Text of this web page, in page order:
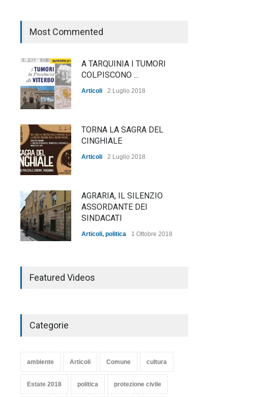
Most Commented
A TARQUINIA I TUMORI
COLPISCONO ...
Articoli 2 Luglio 2018
TORNA LA SAGRA DEL
CINGHIALE
Articoli 2 Luglio 2018
AGRARIA, IL SILENZIO
ASSORDANTE DEI
SINDACATI
Articoli, politica 1 Ottobre 2018
Articoli cultura 8 Maggio 2020
Featured Videos
Categorie
ambiente Articoli Comune cultura
Estate 2018 politica protezione civile